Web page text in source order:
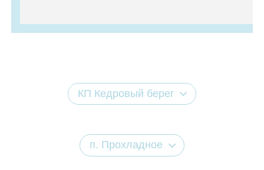
КП Кедровый берег
п. Прохладное